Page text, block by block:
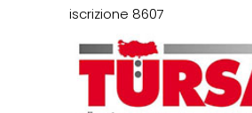
iscrizione 8607